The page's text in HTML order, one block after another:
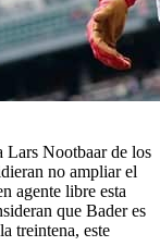
Nootbaar de los
no ampliar el
agente libre esta
que Bader es
treintena, este